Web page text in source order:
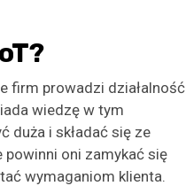
firm prowadzi działalność
wiedzę w tym
duża i składać się ze
oni zamykać się
wymaganiom klienta.